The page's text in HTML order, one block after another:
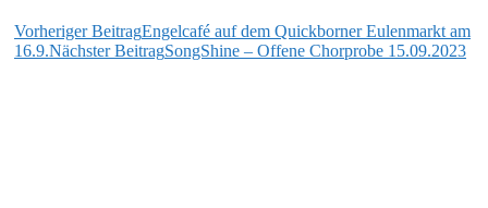
Vorheriger BeitragEngelcafé auf dem Quickborner Eulenmarkt am
16.9.Nächster BeitragSongShine – Offene Chorprobe 15.09.2023